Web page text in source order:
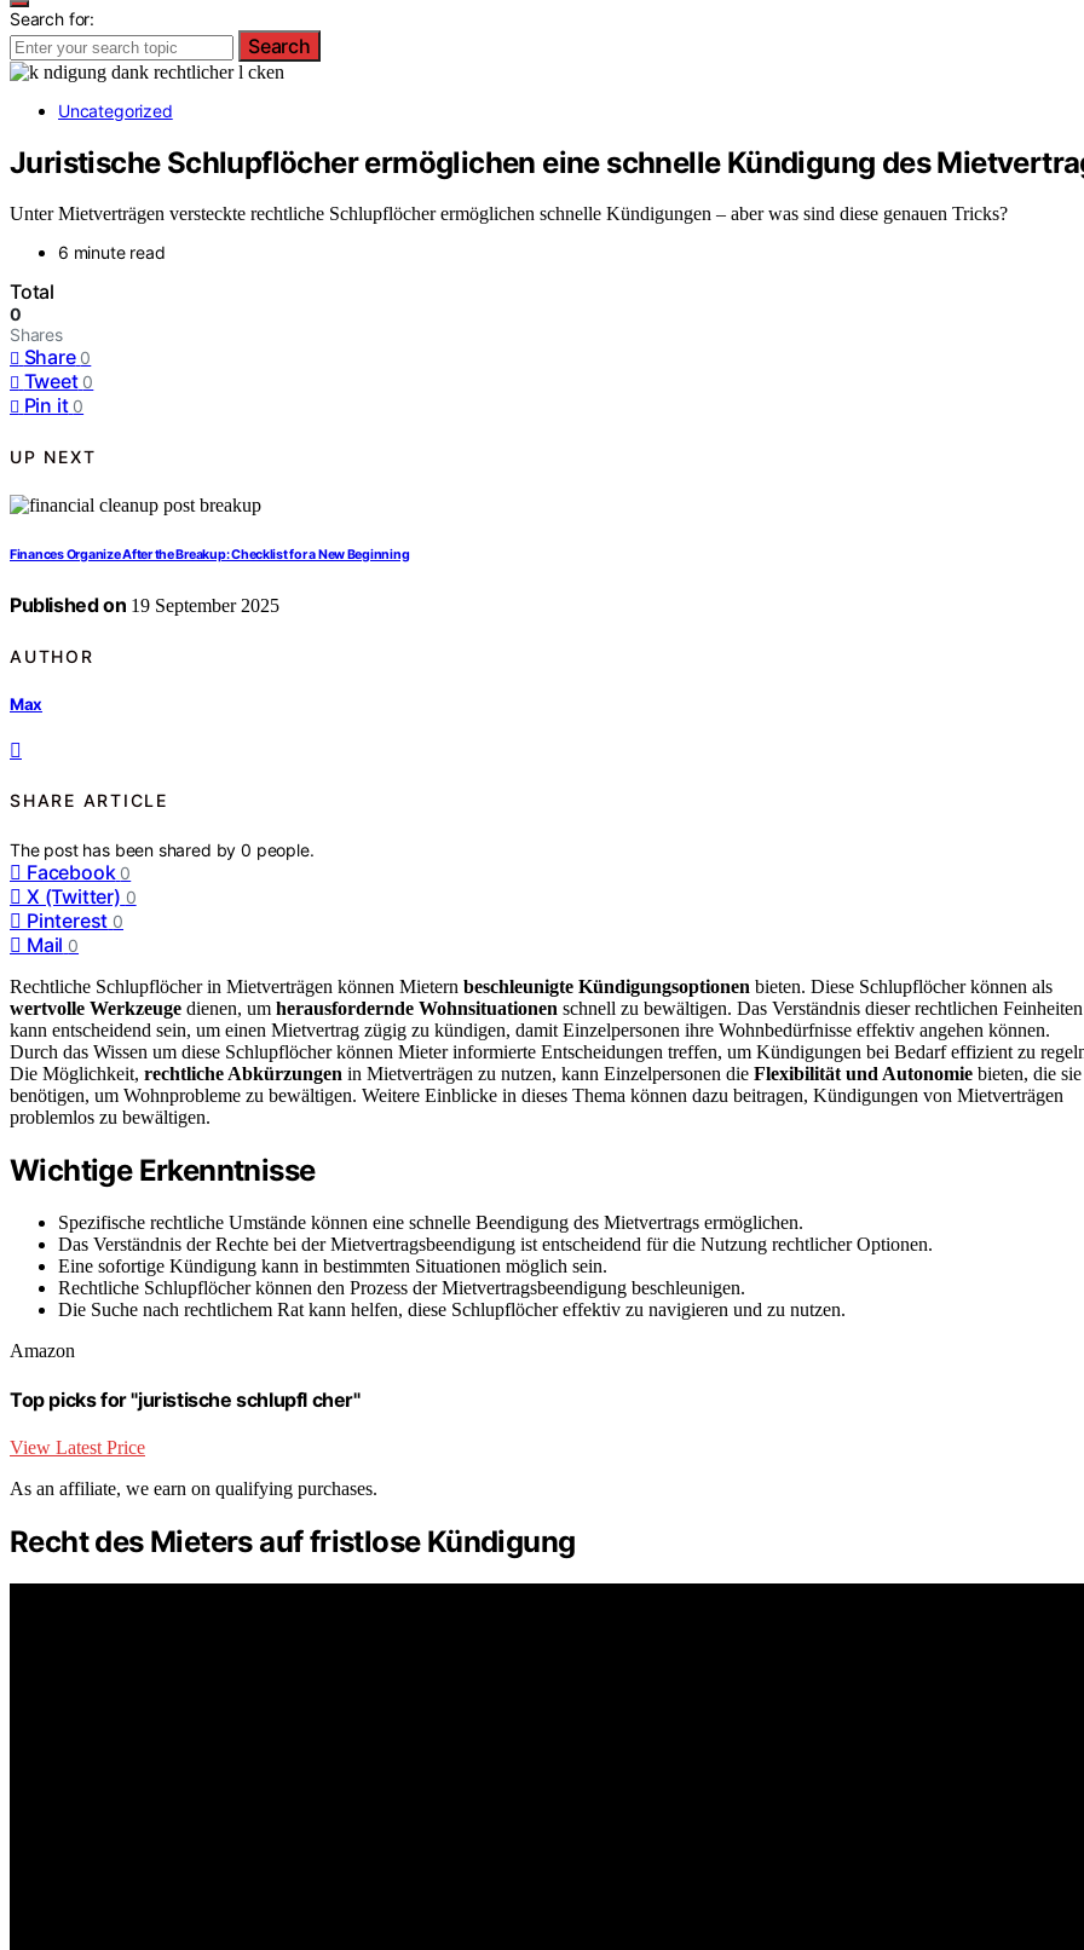
Search for:
Search
Uncategorized
Juristische Schlupflöcher ermöglichen eine schnelle Kündigung des
Unter Mietverträgen versteckte rechtliche Schlupflöcher ermöglichen schnelle Kündigungen – aber was sind diese genauen Tricks?
6 minute read
Total
0
Shares
Share 0
Tweet 0
Pin it 0
UP NEXT
Finances Organize After the Breakup: Checklist for a New Beginning
Published on 19 September 2025
AUTHOR
Max
SHARE ARTICLE
The post has been shared by0 people.
Facebook 0
X (Twitter) 0
Pinterest 0
Mail 0
Rechtliche Schlupflöcher in Mietverträgen können Mietern beschleunigte Kündigungsoptionen bieten. Diese Schlupflöcher können als
wertvolle Werkzeuge dienen, um herausfordernde Wohnsituationen schnell zu bewältigen. Das Verständnis dieser rechtlichen Feinheiten
kann entscheidend sein, um einen Mietvertrag zügig zu kündigen, damit Einzelpersonen ihre Wohnbedürfnisse effektiv angehen können.
Durch das Wissen um diese Schlupflöcher können Mieter informierte Entscheidungen treffen, um Kündigungen bei Bedarf effizient zu
Die Möglichkeit, rechtliche Abkürzungen in Mietverträgen zu nutzen, kann Einzelpersonen die Flexibilität und Autonomie bieten, die sie
benötigen, um Wohnprobleme zu bewältigen. Weitere Einblicke in dieses Thema können dazu beitragen, Kündigungen von Mietverträgen
problemlos zu bewältigen.
Wichtige Erkenntnisse
Spezifische rechtliche Umstände können eine schnelle Beendigung des Mietvertrags ermöglichen.
Das Verständnis der Rechte bei der Mietvertragsbeendigung ist entscheidend für die Nutzung rechtlicher Optionen.
Eine sofortige Kündigung kann in bestimmten Situationen möglich sein.
Rechtliche Schlupflöcher können den Prozess der Mietvertragsbeendigung beschleunigen.
Die Suche nach rechtlichem Rat kann helfen, diese Schlupflöcher effektiv zu navigieren und zu nutzen.
Amazon
Top picks for "juristische schlupfl cher"
View Latest Price
As an affiliate, we earn on qualifying purchases.
Recht des Mieters auf fristlose Kündigung